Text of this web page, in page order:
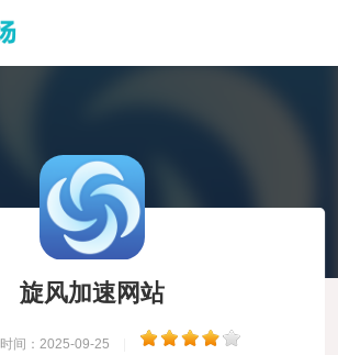
旋风加速网站
时间：2025-09-25